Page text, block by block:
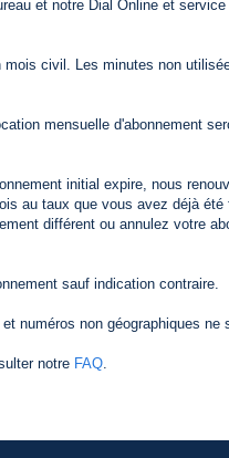
et notre Dial Online et
mois civil. Les minutes non
mensuelle d'abonnement
initial expire, nous
au taux que vous avez déjà
différent ou annulez votre
sauf indication contraire.
numéros non géographiques ne
notre FAQ.